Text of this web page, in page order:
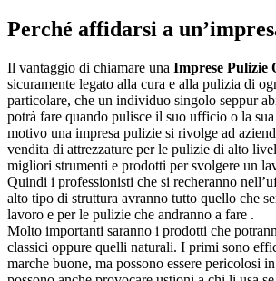
Perché affidarsi a
Il vantaggio di chiamare una Imprese Pulizie
sicuramente legato alla cura e alla pulizia di
particolare, che un individuo singolo seppur
potrà fare quando pulisce il suo ufficio o la sua
motivo una impresa pulizie si rivolge ad
vendita di attrezzature per le pulizie di alto
migliori strumenti e prodotti per svolgere un
Quindi i professionisti che si recheranno
alto tipo di struttura avranno tutto quello che
lavoro e per le pulizie che andranno a fare .
Molto importanti saranno i prodotti che
classici oppure quelli naturali. I primi sono
marche buone, ma possono essere pericolosi